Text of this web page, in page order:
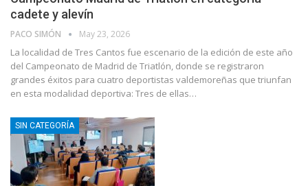
cadete y alevín
PACO SIMÓN May 23, 2026
La localidad de Tres Cantos fue escenario de la edición de este año
del Campeonato de Madrid de Triatlón, donde se registraron
grandes éxitos para cuatro deportistas valdemoreñas que triunfan
en esta modalidad deportiva: Tres de ellas…
SIN CATEGORÍA